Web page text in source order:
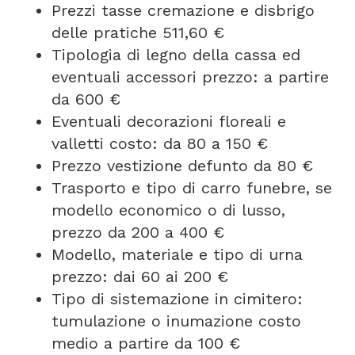
Prezzi tasse cremazione e disbrigo
delle pratiche 511,60 €
Tipologia di legno della cassa ed
eventuali accessori prezzo: a partire
da 600 €
Eventuali decorazioni floreali e
valletti costo: da 80 a 150 €
Prezzo vestizione defunto da 80 €
Trasporto e tipo di carro funebre, se
modello economico o di lusso,
prezzo da 200 a 400 €
Modello, materiale e tipo di urna
prezzo: dai 60 ai 200 €
Tipo di sistemazione in cimitero:
tumulazione o inumazione costo
medio a partire da 100 €